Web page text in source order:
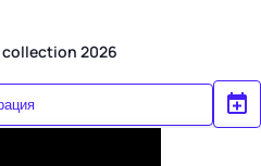
collection 2026